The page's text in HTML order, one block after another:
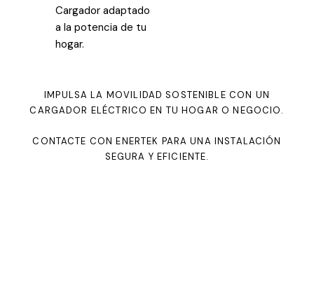
Cargador adaptado
a la potencia de tu
hogar.
IMPULSA LA MOVILIDAD SOSTENIBLE CON UN
CARGADOR ELÉCTRICO EN TU HOGAR O NEGOCIO.
CONTACTE CON ENERTEK PARA UNA INSTALACIÓN
SEGURA Y EFICIENTE.